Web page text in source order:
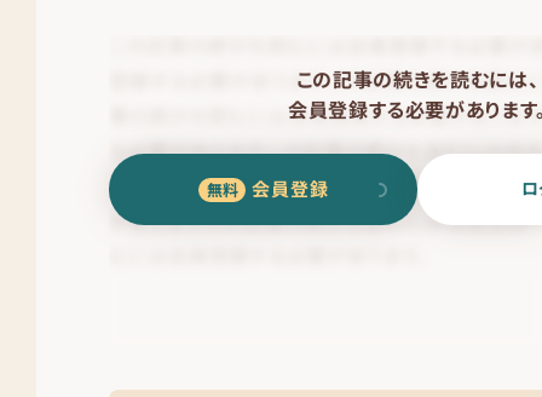
この記事の続きを読むには、
会員登録する必要があります
会員登録